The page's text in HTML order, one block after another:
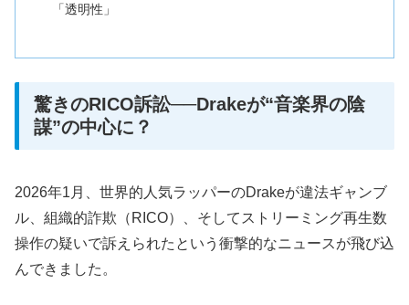
「透明性」
驚きのRICO訴訟──Drakeが“音楽界の陰
謀”の中心に？
2026年1月、世界的人気ラッパーのDrakeが違法ギャンブ
ル、組織的詐欺（RICO）、そしてストリーミング再生数
操作の疑いで訴えられたという衝撃的なニュースが飛び込
んできました。